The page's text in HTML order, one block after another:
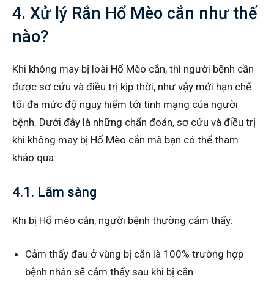
4. Xử lý Rắn Hổ Mèo cắn như thế
nào?
Khi không may bị loài Hổ Mèo cắn, thì người bệnh cần
được sơ cứu và điều trị kịp thời, như vậy mới hạn chế
tối đa mức độ nguy hiểm tới tính mạng của người
bệnh. Dưới đây là những chẩn đoán, sơ cứu và điều trị
khi không may bị Hổ Mèo cắn mà bạn có thể tham
khảo qua:
4.1. Lâm sàng
Khi bị Hổ mèo cắn, người bệnh thường cảm thấy:
Cảm thấy đau ở vùng bị cắn là 100% trường hợp
bệnh nhân sẽ cảm thấy sau khi bị cắn